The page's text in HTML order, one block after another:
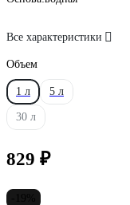
Все характеристики
Объем
1 л 5 л
30 л
829 ₽